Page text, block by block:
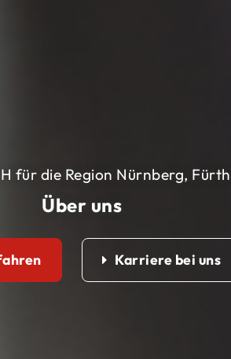
für die Region Nürnberg,
Über uns
Karriere bei uns